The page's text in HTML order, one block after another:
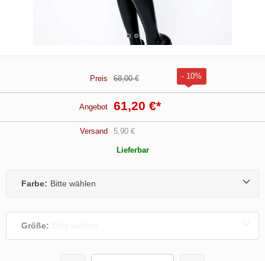
Preis 68,00 € - 10%
Angebot 61,20 €*
Versand 5,90 €
Lieferbar
Farbe: Bitte wählen
Größe: